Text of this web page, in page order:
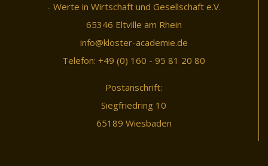
- Werte in Wirtschaft und Gesellschaft e.V.
65346 Eltville am Rhein
info@kloster-academie.de
Telefon: +49 (0) 160 - 95 81 20 80
Postanschrift:
Siegfriedring 10
65189 Wiesbaden